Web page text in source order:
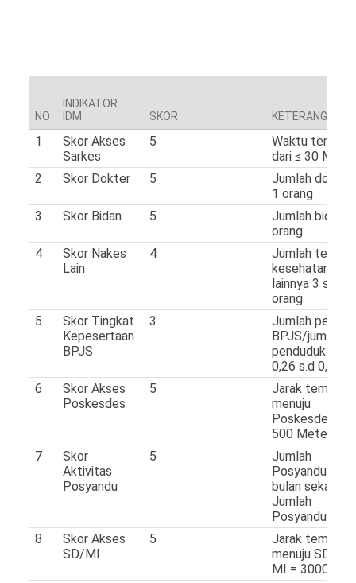
NO
INDIKATOR
IDM
SKOR KETERANGAN
1
Skor Akses
Sarkes
5
Waktu tempuh
dari ≤ 30 Menit
2
Skor Dokter 5
Jumlah dokter
1 orang
3
Skor Bidan 5
Jumlah bidan
orang
4
Skor Nakes
Lain
4
Jumlah tenaga
kesehatan
lainnya 3 s.d 4
orang
5
Skor Tingkat
Kepesertaan
BPJS
3
Jumlah
BPJS/jumlah
penduduk
0,26 s.d 0,5
6
Skor Akses
Poskesdes
5
Jarak tempuh
menuju
Poskesdes =
500 Meter
7
Skor
Aktivitas
Posyandu
5
Jumlah
Posyandu
bulan sekali/
Jumlah
Posyandu >
8
Skor Akses
SD/MI
5
Jarak tempuh
menuju SD
MI = 3000